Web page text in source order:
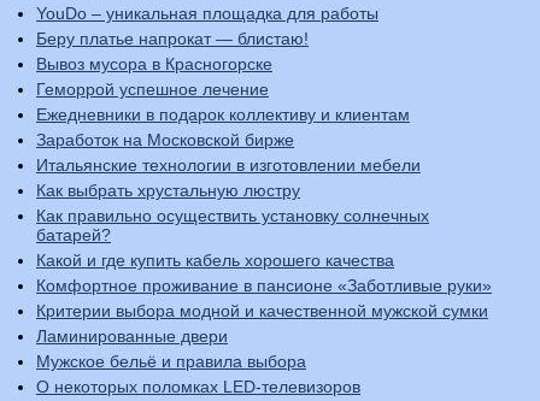
YouDo – уникальная площадка для работы
Беру платье напрокат — блистаю!
Вывоз мусора в Красногорске
Геморрой успешное лечение
Ежедневники в подарок коллективу и клиентам
Заработок на Московской бирже
Итальянские технологии в изготовлении мебели
Как выбрать хрустальную люстру
Как правильно осуществить установку солнечных
батарей?
Какой и где купить кабель хорошего качества
Комфортное проживание в пансионе «Заботливые руки»
Критерии выбора модной и качественной мужской сумки
Ламинированные двери
Мужское бельё и правила выбора
О некоторых поломках LED-телевизоров